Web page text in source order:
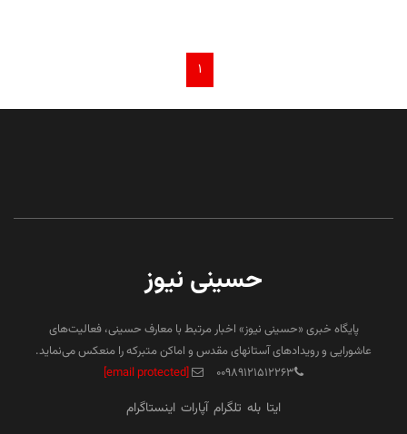
۱
حسینی نیوز
پایگاه خبری «حسینی نیوز» اخبار مرتبط با معارف حسینی، فعالیت‌های
عاشورایی و رویدادهای آستانهای مقدس و اماکن متبرکه را منعکس می‌نماید.
۰۰۹۸۹۱۲۱۵۱۲۲۶۳
[email protected]
ایتا بله تلگرام آپارات اینستاگرام